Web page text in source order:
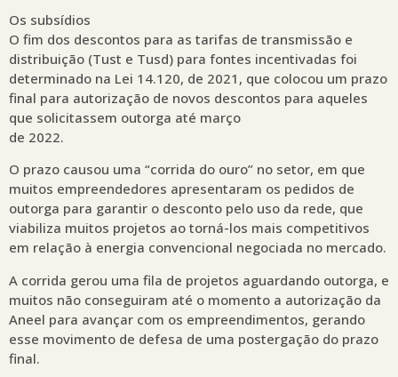
Os subsídios
O fim dos descontos para as tarifas de transmissão e
distribuição (Tust e Tusd) para fontes incentivadas foi
determinado na Lei 14.120, de 2021, que colocou um prazo
final para autorização de novos descontos para aqueles
que solicitassem outorga até março
de 2022.
O prazo causou uma “corrida do ouro” no setor, em que
muitos empreendedores apresentaram os pedidos de
outorga para garantir o desconto pelo uso da rede, que
viabiliza muitos projetos ao torná-los mais competitivos
em relação à energia convencional negociada no mercado.
A corrida gerou uma fila de projetos aguardando outorga, e
muitos não conseguiram até o momento a autorização da
Aneel para avançar com os empreendimentos, gerando
esse movimento de defesa de uma postergação do prazo
final.